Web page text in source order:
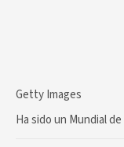
Getty Images
Ha sido un Mundial